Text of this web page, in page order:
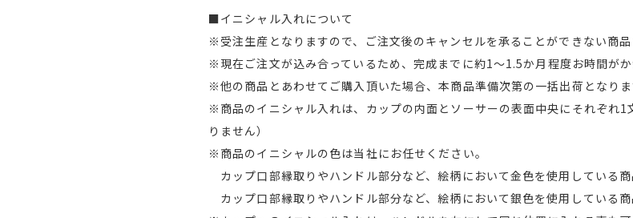
■イニシャル入れについて
※受注生産となりますので、ご注文後のキャンセルを承ることができない商品
※現在ご注文が込み合っているため、完成までに約1～1.5か月程度お時間がか
※他の商品とあわせてご購入頂いた場合、本商品準備次第の一括出荷となりま
※商品のイニシャル入れは、カップの内面とソーサーの表面中央にそれぞれ
りません）
※商品のイニシャルの色は当社にお任せください。
カップ口部縁取りやハンドル部分など、絵柄において金色を使用している商
カップ口部縁取りやハンドル部分など、絵柄において銀色を使用している商